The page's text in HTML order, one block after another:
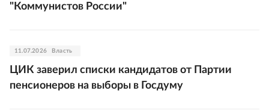
"Коммунистов России"
11.07.2026 Власть
ЦИК заверил списки кандидатов от Партии
пенсионеров на выборы в Госдуму